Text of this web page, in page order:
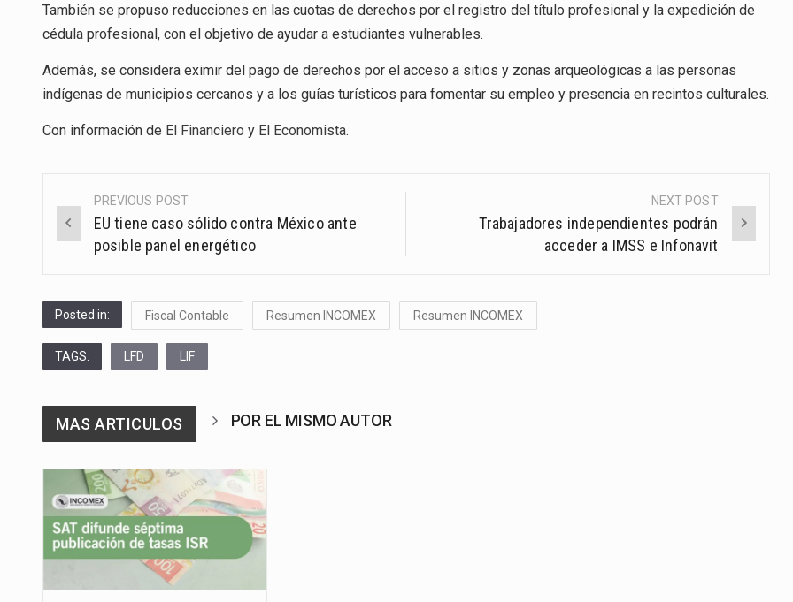
También se propuso reducciones en las cuotas de derechos por el registro del título profesional y la expedición de
cédula profesional, con el objetivo de ayudar a estudiantes vulnerables.
Además, se considera eximir del pago de derechos por el acceso a sitios y zonas arqueológicas a las personas
indígenas de municipios cercanos y a los guías turísticos para fomentar su empleo y presencia en recintos culturales.
Con información de El Financiero y El Economista.
Post
navigation
PREVIOUS POST
EU tiene caso sólido contra México ante
posible panel energético
NEXT POST
Trabajadores independientes podrán
acceder a IMSS e Infonavit
Posted in: Fiscal Contable Resumen INCOMEX Resumen INCOMEX
TAGS: LFD LIF
MAS ARTICULOS POR EL MISMO AUTOR